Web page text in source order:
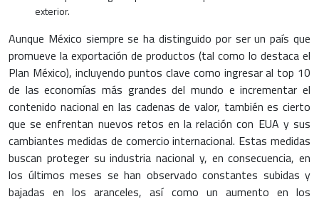
exterior.
Aunque México siempre se ha distinguido por ser un país que
promueve la exportación de productos (tal como lo destaca el
Plan México), incluyendo puntos clave como ingresar al top 10
de las economías más grandes del mundo e incrementar el
contenido nacional en las cadenas de valor, también es cierto
que se enfrentan nuevos retos en la relación con EUA y sus
cambiantes medidas de comercio internacional. Estas medidas
buscan proteger su industria nacional y, en consecuencia, en
los últimos meses se han observado constantes subidas y
bajadas en los aranceles, así como un aumento en los